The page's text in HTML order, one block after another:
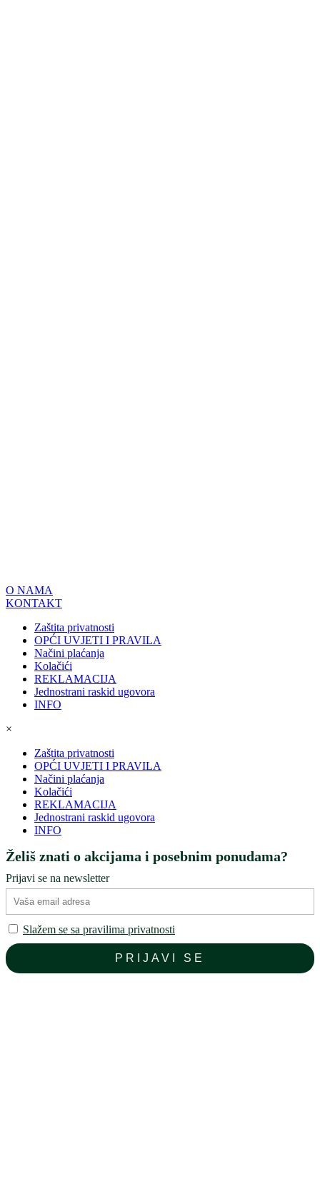
O NAMA
KONTAKT
Zaštita privatnosti
OPĆI UVJETI I PRAVILA
Načini plaćanja
Kolačići
REKLAMACIJA
Jednostrani raskid ugovora
INFO
×
Zaštita privatnosti
OPĆI UVJETI I PRAVILA
Načini plaćanja
Kolačići
REKLAMACIJA
Jednostrani raskid ugovora
INFO
Želiš znati o akcijama i posebnim ponudama?
Prijavi se na newsletter
Slažem se sa pravilima privatnosti